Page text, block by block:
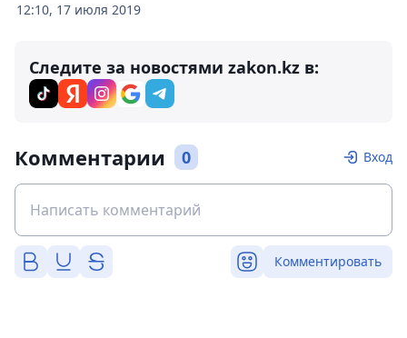
12:10, 17 июля 2019
Следите за новостями zakon.kz в:
Комментарии 0 Вход
Комментировать